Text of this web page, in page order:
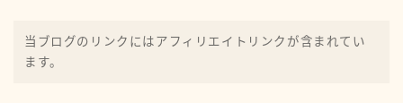
iPadが好き。興味のあることはとりあえず試してみる
性格。
当ブログのリンクにはアフィリエイトリンクが含まれてい
ます。